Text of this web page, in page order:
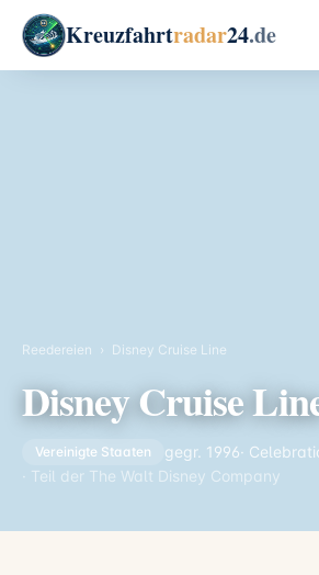
Kreuzfahrtradar24.de
Reedereien › Disney Cruise Line
Disney Cruise
Vereinigte Staaten gegr. 1996·
· Teil der The Walt Disney Company